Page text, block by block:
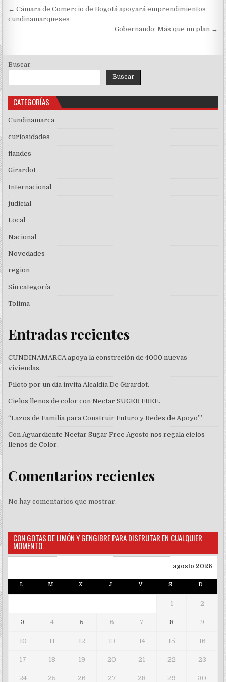
Navegación
de
← Cámara de Comercio de Bogotá apoyará emprendimientos
cundinamarqueses
Gobernando: Más que un plan →
Buscar
Buscar
CATEGORÍAS
Cundinamarca
curiosidades
flandes
Girardot
Internacional
judicial
Local
Nacional
Novedades
region
Sin categoría
Tolima
Entradas recientes
CUNDINAMARCA apoya la constrcción de 4000 nuevas
viviendas.
Piloto por un día invita Alcaldía De Girardot.
Cielos llenos de color con Nectar SUGER FREE.
“Lazos de Familia para Construir Futuro y Redes de Apoyo’”
Con Aguardiente Nectar Sugar Free Agosto nos regala cielos
llenos de Color.
Comentarios recientes
No hay comentarios que mostrar.
CON GOTAS DE LIMÓN Y GENGIBRE PARA DISFRUTAR EN CUALQUIER
MOMENTO.
agosto 2026
L M X J V S D
1 2
3 4 5 6 7 8 9
10 11 12 13 14 15 16
17 18 19 20 21 22 23
24 25 26 27 28 29 30